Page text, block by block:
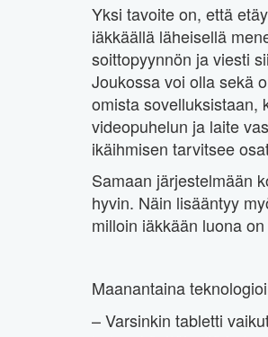
Yksi tavoite on, että
iäkkäällä läheisellä
soittopyynnön ja viesti
Joukossa voi olla sekä
omista sovelluksistaan,
videopuhelun ja laite
ikäihmisen tarvitsee
Samaan järjestelmään
hyvin. Näin lisääntyy
milloin iäkkään luona
Maanantaina
– Varsinkin tabletti